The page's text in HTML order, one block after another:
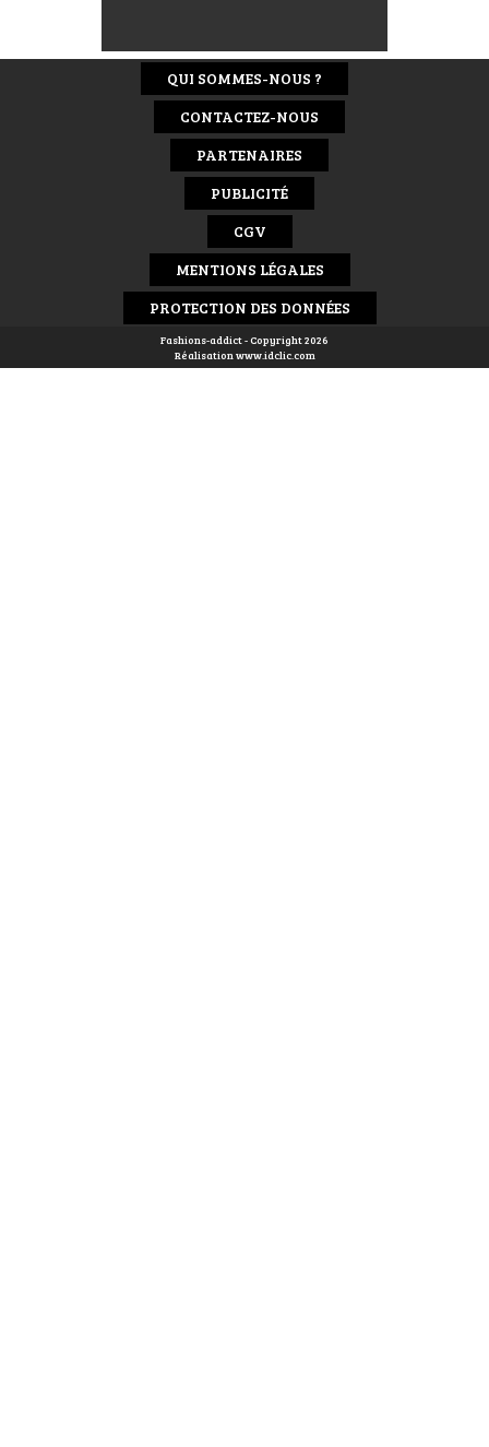
QUI SOMMES-NOUS ?
CONTACTEZ-NOUS
PARTENAIRES
PUBLICITÉ
CGV
MENTIONS LÉGALES
PROTECTION DES DONNÉES
Fashions-addict - Copyright 2026
Réalisationwww.idclic.com